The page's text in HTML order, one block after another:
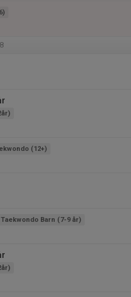
(12+)
Taekwondo Barn (7-9 år)